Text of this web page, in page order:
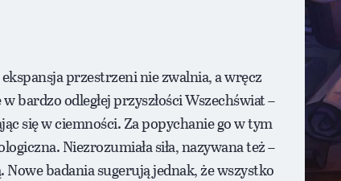
przestrzeni nie zwalnia, a wręcz
bardzo odległej przyszłości Wszechświat –
się w ciemności. Za popychanie go w tym
Niezrozumiała siła, nazywana też –
badania sugerują jednak, że wszystko